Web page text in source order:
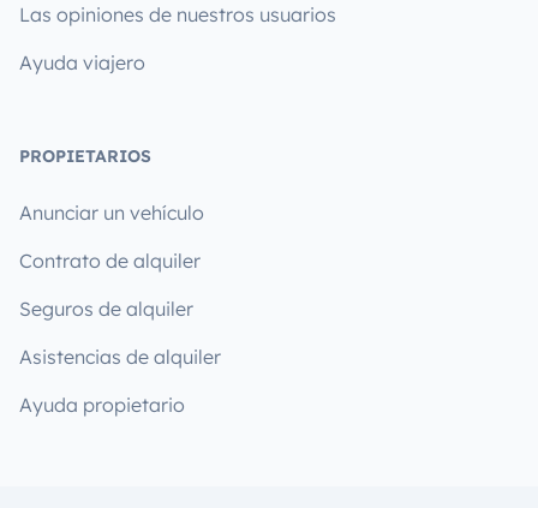
Las opiniones de nuestros usuarios
Ayuda viajero
PROPIETARIOS
Anunciar un vehículo
Contrato de alquiler
Seguros de alquiler
Asistencias de alquiler
Ayuda propietario